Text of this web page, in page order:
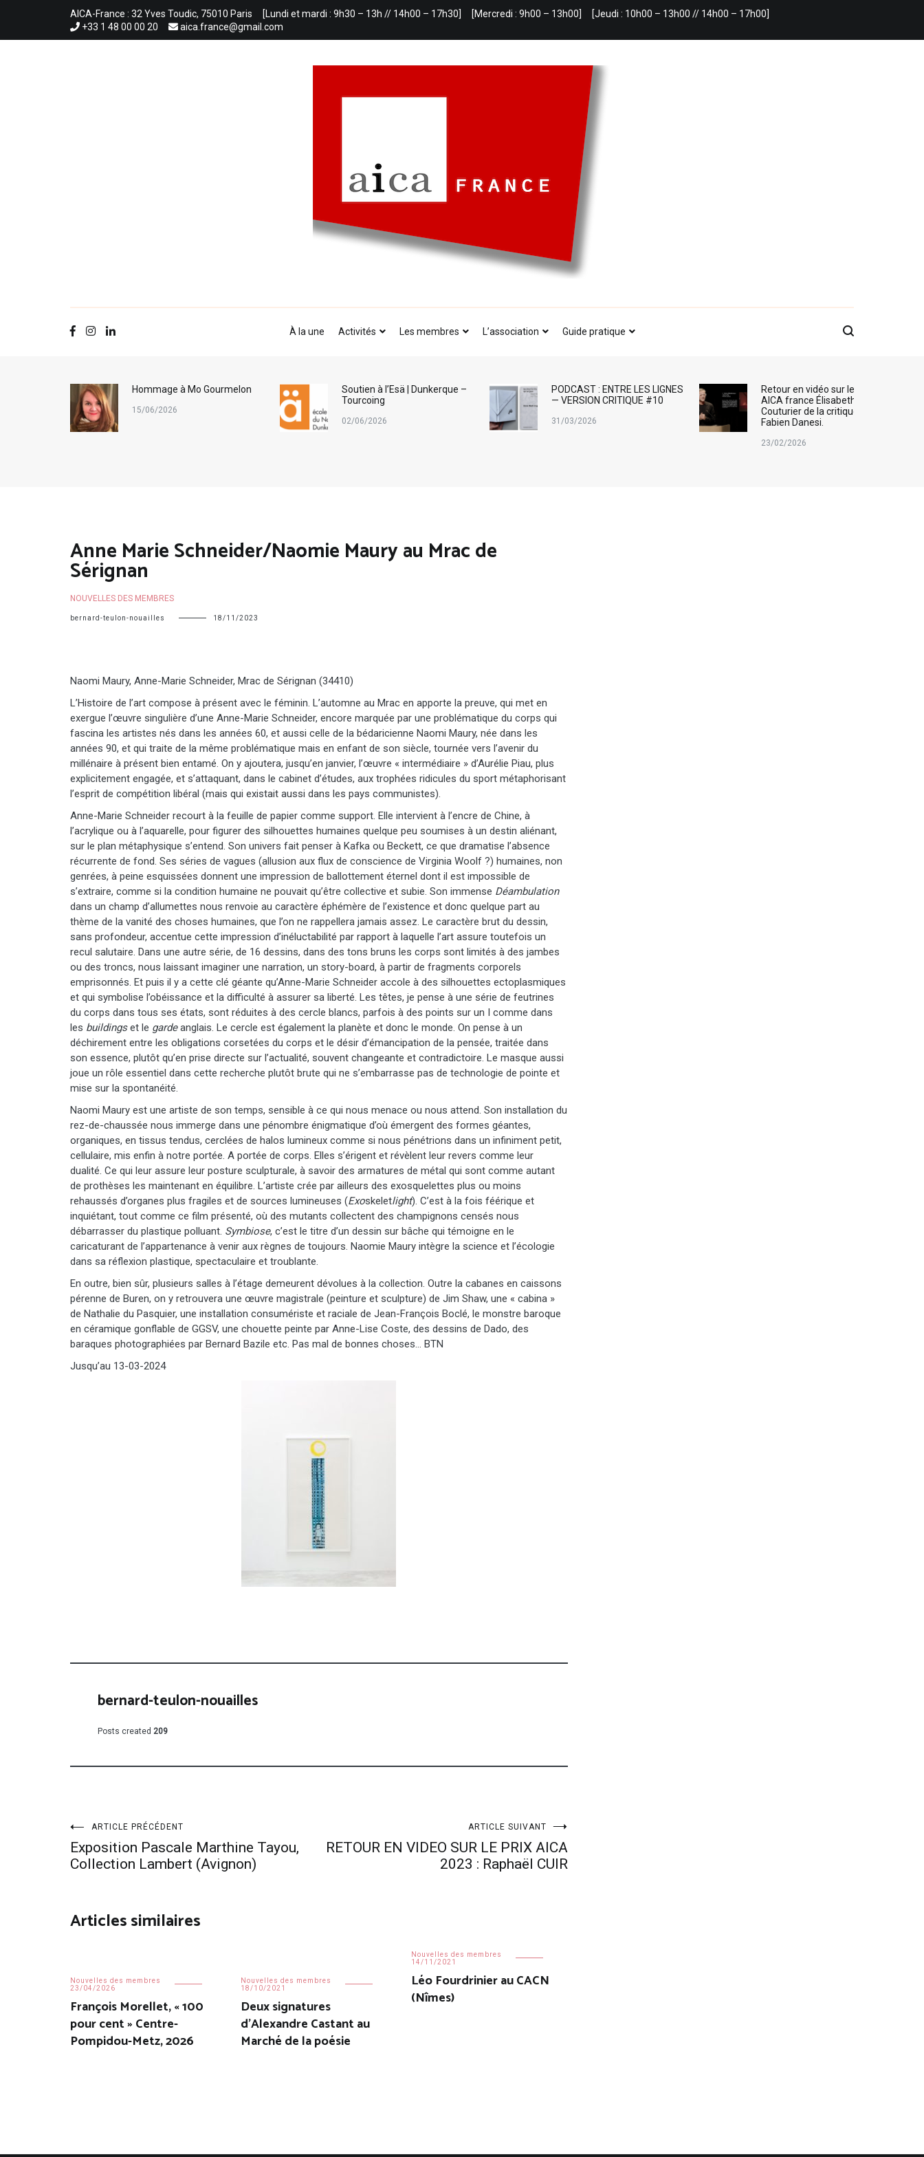
AICA-France : 32 Yves Toudic, 75010 Paris [Lundi et mardi : 9h30 – 13h // 14h00 – 17h30] [Mercredi : 9h00 – 13h00]
[Jeudi : 10h00 – 13h00 // 14h00 – 17h00]
+33 1 48 00 00 20
aica.france@gmail.com
À la une Activités Les membres L’association Guide pratique
Hommage à Mo Gourmelon
15/06/2026
Soutien à l’Esä | Dunkerque –
Tourcoing
02/06/2026
PODCAST : ENTRE LES LIGNES
— VERSION CRITIQUE #10
31/03/2026
Retour en vidéo sur le Prix
AICA france Élisabeth
Couturier de la critique d’art :
Fabien Danesi.
23/02/2026
Anne Marie Schneider/Naomie Maury au Mrac de
Sérignan
NOUVELLES DES MEMBRES
bernard-teulon-nouailles 18/11/2023
Naomi Maury, Anne-Marie Schneider, Mrac de Sérignan (34410)
L’Histoire de l’art compose à présent avec le féminin. L’automne au Mrac en apporte la preuve, qui met en
exergue l’œuvre singulière d’une Anne-Marie Schneider, encore marquée par une problématique du corps qui
fascina les artistes nés dans les années 60, et aussi celle de la bédaricienne Naomi Maury, née dans les
années 90, et qui traite de la même problématique mais en enfant de son siècle, tournée vers l’avenir du
millénaire à présent bien entamé. On y ajoutera, jusqu’en janvier, l’œuvre « intermédiaire » d’Aurélie Piau, plus
explicitement engagée, et s’attaquant, dans le cabinet d’études, aux trophées ridicules du sport métaphorisant
l’esprit de compétition libéral (mais qui existait aussi dans les pays communistes).
Anne-Marie Schneider recourt à la feuille de papier comme support. Elle intervient à l’encre de Chine, à
l’acrylique ou à l’aquarelle, pour figurer des silhouettes humaines quelque peu soumises à un destin aliénant,
sur le plan métaphysique s’entend. Son univers fait penser à Kafka ou Beckett, ce que dramatise l’absence
récurrente de fond. Ses séries de vagues (allusion aux flux de conscience de Virginia Woolf ?) humaines, non
genrées, à peine esquissées donnent une impression de ballottement éternel dont il est impossible de
s’extraire, comme si la condition humaine ne pouvait qu’être collective et subie. Son immense Déambulation
dans un champ d’allumettes nous renvoie au caractère éphémère de l’existence et donc quelque part au
thème de la vanité des choses humaines, que l’on ne rappellera jamais assez. Le caractère brut du dessin,
sans profondeur, accentue cette impression d’inéluctabilité par rapport à laquelle l’art assure toutefois un
recul salutaire. Dans une autre série, de 16 dessins, dans des tons bruns les corps sont limités à des jambes
ou des troncs, nous laissant imaginer une narration, un story-board, à partir de fragments corporels
emprisonnés. Et puis il y a cette clé géante qu’Anne-Marie Schneider accole à des silhouettes ectoplasmiques
et qui symbolise l’obéissance et la difficulté à assurer sa liberté. Les têtes, je pense à une série de feutrines
du corps dans tous ses états, sont réduites à des cercle blancs, parfois à des points sur un I comme dans
les buildingset le gardeanglais. Le cercle est également la planète et donc le monde. On pense à un
déchirement entre les obligations corsetées du corps et le désir d’émancipation de la pensée, traitée dans
son essence, plutôt qu’en prise directe sur l’actualité, souvent changeante et contradictoire. Le masque aussi
joue un rôle essentiel dans cette recherche plutôt brute qui ne s’embarrasse pas de technologie de pointe et
mise sur la spontanéité.
Naomi Maury est une artiste de son temps, sensible à ce qui nous menace ou nous attend. Son installation du
rez-de-chaussée nous immerge dans une pénombre énigmatique d’où émergent des formes géantes,
organiques, en tissus tendus, cerclées de halos lumineux comme si nous pénétrions dans un infiniment petit,
cellulaire, mis enfin à notre portée. A portée de corps. Elles s’érigent et révèlent leur revers comme leur
dualité. Ce qui leur assure leur posture sculpturale, à savoir des armatures de métal qui sont comme autant
de prothèses les maintenant en équilibre. L’artiste crée par ailleurs des exosquelettes plus ou moins
rehaussés d’organes plus fragiles et de sources lumineuses (Exoskeletlight). C’est à la fois féérique et
inquiétant, tout comme ce film présenté, où des mutants collectent des champignons censés nous
débarrasser du plastique polluant. Symbiose, c’est le titre d’un dessin sur bâche qui témoigne en le
caricaturant de l’appartenance à venir aux règnes de toujours. Naomie Maury intègre la science et l’écologie
dans sa réflexion plastique, spectaculaire et troublante.
En outre, bien sûr, plusieurs salles à l’étage demeurent dévolues à la collection. Outre la cabanes en caissons
pérenne de Buren, on y retrouvera une œuvre magistrale (peinture et sculpture) de Jim Shaw, une « cabina »
de Nathalie du Pasquier, une installation consumériste et raciale de Jean-François Boclé, le monstre baroque
en céramique gonflable de GGSV, une chouette peinte par Anne-Lise Coste, des dessins de Dado, des
baraques photographiées par Bernard Bazile etc. Pas mal de bonnes choses… BTN
Jusqu’au 13-03-2024
bernard-teulon-nouailles
Posts created 209
Navigation
de
l’article
ARTICLE PRÉCÉDENT
Exposition Pascale Marthine Tayou,
Collection Lambert (Avignon)
ARTICLE SUIVANT
RETOUR EN VIDEO SUR LE PRIX AICA
2023 : Raphaël CUIR
Articles similaires
Nouvelles des membres
23/04/2026
François Morellet, « 100
pour cent » Centre-
Pompidou-Metz, 2026
Nouvelles des membres
18/10/2021
Deux signatures
d’Alexandre Castant au
Marché de la poésie
Nouvelles des membres
14/11/2021
Léo Fourdrinier au CACN
(Nîmes)